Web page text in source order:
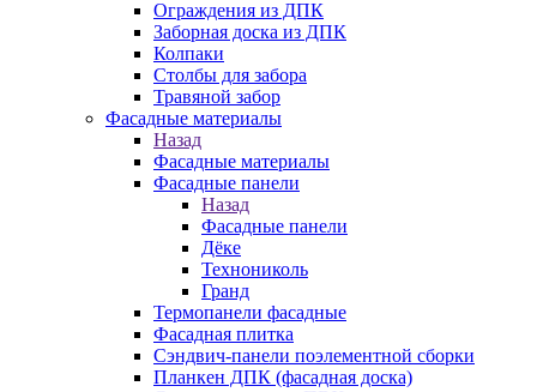
Ограждения из ДПК
Заборная доска из ДПК
Колпаки
Столбы для забора
Травяной забор
Фасадные материалы
Назад
Фасадные материалы
Фасадные панели
Назад
Фасадные панели
Дёке
Технониколь
Гранд
Термопанели фасадные
Фасадная плитка
Сэндвич-панели поэлементной сборки
Планкен ДПК (фасадная доска)